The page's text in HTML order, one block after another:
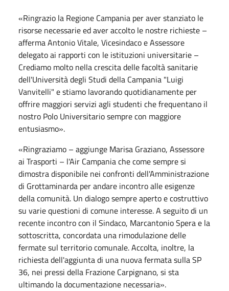
«Ringrazio la Regione Campania per aver stanziato le
risorse necessarie ed aver accolto le nostre richieste –
afferma Antonio Vitale, Vicesindaco e Assessore
delegato ai rapporti con le istituzioni universitarie –
Crediamo molto nella crescita delle facoltà sanitarie
dell'Università degli Studi della Campania "Luigi
Vanvitelli" e stiamo lavorando quotidianamente per
offrire maggiori servizi agli studenti che frequentano il
nostro Polo Universitario sempre con maggiore
entusiasmo».
«Ringraziamo – aggiunge Marisa Graziano, Assessore
ai Trasporti – l'Air Campania che come sempre si
dimostra disponibile nei confronti dell'Amministrazione
di Grottaminarda per andare incontro alle esigenze
della comunità. Un dialogo sempre aperto e costruttivo
su varie questioni di comune interesse. A seguito di un
recente incontro con il Sindaco, Marcantonio Spera e la
sottoscritta, concordata una rimodulazione delle
fermate sul territorio comunale.Accolta, inoltre, la
richiesta dell'aggiunta di una nuova fermata sulla SP
36, nei pressi della Frazione Carpignano, si sta
ultimando la documentazione necessaria».